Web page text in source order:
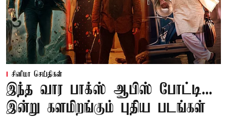
சினிமா செய்திகள்
இந்த வார பாக்ஸ் ஆபிஸ் போட்டி...
இன்று களமிறங்கும் புதிய படங்கள்